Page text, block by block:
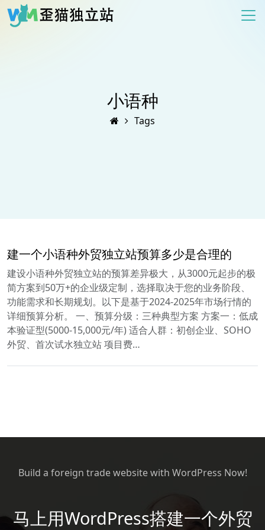
小语种
Tags
建一个小语种外贸独立站预算多少是合理的
建设小语种外贸独立站的预算差异极大，从3000元起步的极
简方案到50万+的企业级定制，选择取决于您的业务阶段、
功能需求和长期规划。以下是基于2024-2025年市场行情的
详细预算分析。 一、预算分级：三种典型方案 方案一：低成
本验证型(5000-15,000元/年) 适合人群：初创企业、SOHO
外贸、首次试水独立站 项目费…
Build a foreign trade website with WordPress Now!
马上用WordPress搭建一个外贸